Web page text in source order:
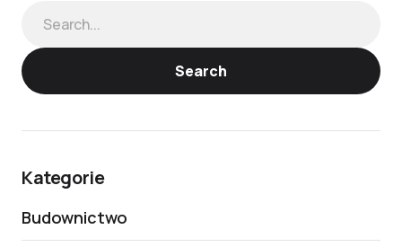
Search
Kategorie
Budownictwo